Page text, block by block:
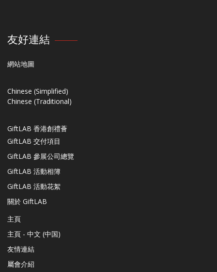
友好連結
網站地圖
Chinese (Simplified)
Chinese (Traditional)
GiftLAB 香港創禮薈
GiftLAB 交付項目
GiftLAB 參展公司總覽
GiftLAB 活動相簿
GiftLAB 活動花絮
關於 GiftLAB
主頁
主頁 - 中文 (中国)
友情連結
屬會介紹